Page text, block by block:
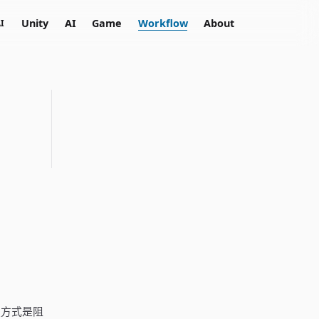
Unity AI Game Workflow About
式是阻